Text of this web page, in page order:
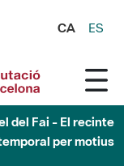
CA ES
Fluvial Besòs -
Besòs degut a
sobre el riu